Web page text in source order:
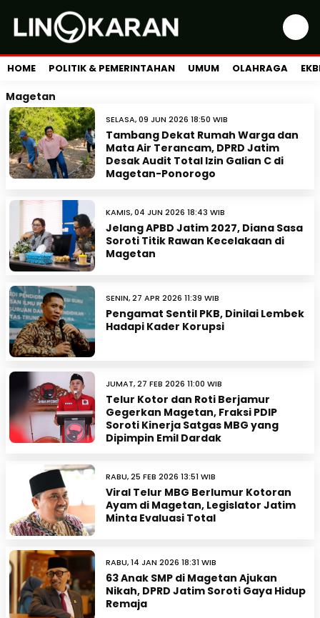
HOME POLITIK & PEMERINTAHAN UMUM OLAHRAGA
Magetan
SELASA, 09 JUN 2026 18:50 WIB
Tambang Dekat Rumah Warga dan
Mata Air Terancam, DPRD Jatim
Desak Audit Total Izin Galian C di
Magetan-Ponorogo
KAMIS, 04 JUN 2026 18:43 WIB
Jelang APBD Jatim 2027, Diana Sasa
Soroti Titik Rawan Kecelakaan di
Magetan
SENIN, 27 APR 2026 11:39 WIB
Pengamat Sentil PKB, Dinilai Lembek
Hadapi Kader Korupsi
JUMAT, 27 FEB 2026 11:00 WIB
Telur Kotor dan Roti Berjamur
Gegerkan Magetan, Fraksi PDIP
Soroti Kinerja Satgas MBG yang
Dipimpin Emil Dardak
RABU, 25 FEB 2026 13:51 WIB
Viral Telur MBG Berlumur Kotoran
Ayam di Magetan, Legislator Jatim
Minta Evaluasi Total
RABU, 14 JAN 2026 18:31 WIB
63 Anak SMP di Magetan Ajukan
Nikah, DPRD Jatim Soroti Gaya Hidup
Remaja